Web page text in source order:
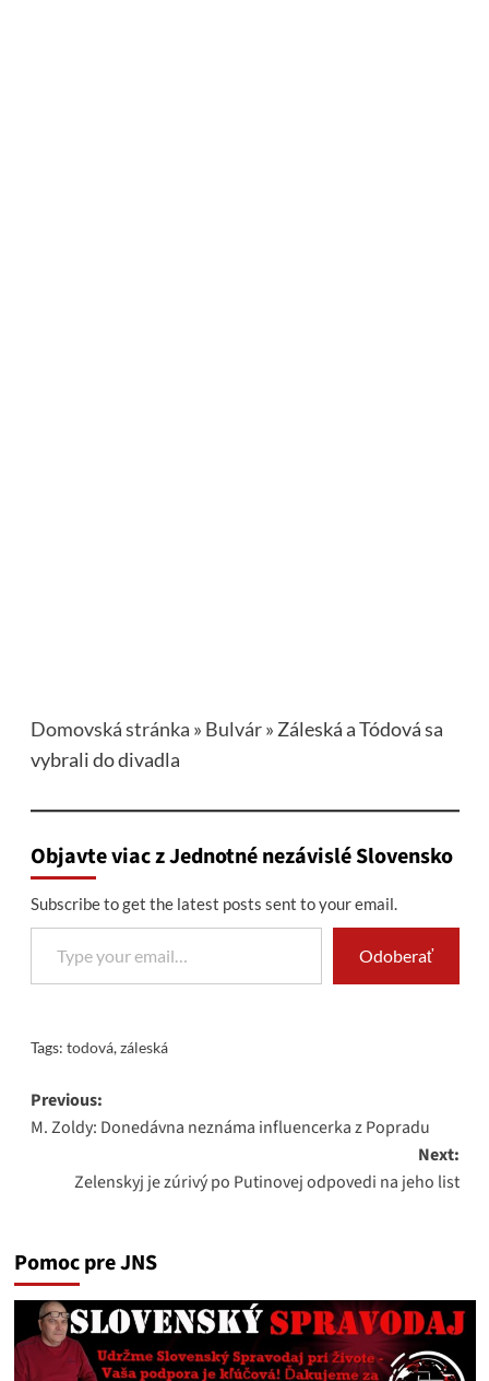
Domovská stránka » Bulvár» Záleská a Tódová sa
vybrali do divadla
Objavte viac z Jednotné nezávislé Slovensko
Subscribe to get the latest posts sent to your email.
Type your email…
Odoberať
Tags: todová,záleská
Post
navigation
Previous:
M. Zoldy: Donedávna neznáma influencerka z Popradu
Next:
Zelenskyj je zúrivý po Putinovej odpovedi na jeho list
Pomoc pre JNS